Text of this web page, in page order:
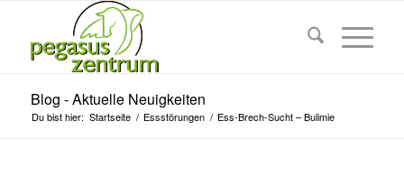
Blog - Aktuelle Neuigkeiten
Du bist hier: Startseite / Essstörungen / Ess-Brech-Sucht – Bulimie